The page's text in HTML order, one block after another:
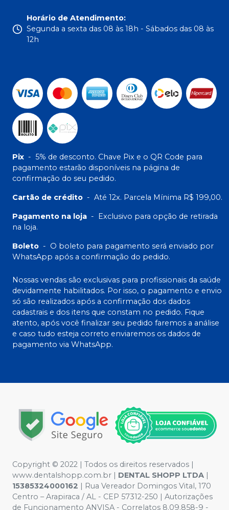
Horário de Atendimento:
Segunda a sexta das 08 às 18h - Sábados das 08 às
12h
Pix - 5% de desconto. Chave Pix e o QR Code para
pagamento estarão disponíveis na página de
confirmação do seu pedido.
Cartão de crédito - Até 12x. Parcela Mínima R$ 199,00.
Pagamento na loja - Exclusivo para opção de retirada
na loja.
Boleto - O boleto para pagamento será enviado por
WhatsApp após a confirmação do pedido.
Nossas vendas são exclusivas para profissionais da saúde
devidamente habilitados. Por isso, o pagamento e envio
só são realizados após a confirmação dos dados
cadastrais e dos itens que constam no pedido. Fique
atento, após você finalizar seu pedido faremos a análise
e caso tudo esteja correto enviaremos os dados de
pagamento via WhatsApp.
Copyright © 2022 | Todos os direitos reservados |
www.dentalshopp.com.br | DENTAL SHOPP LTDA |
15385324000162 | Rua Vereador Domingos Vital, 170
Centro – Arapiraca / AL - CEP 57312-250 | Autorizações
de Funcionamento ANVISA - Correlatos 8.09.858-9 -